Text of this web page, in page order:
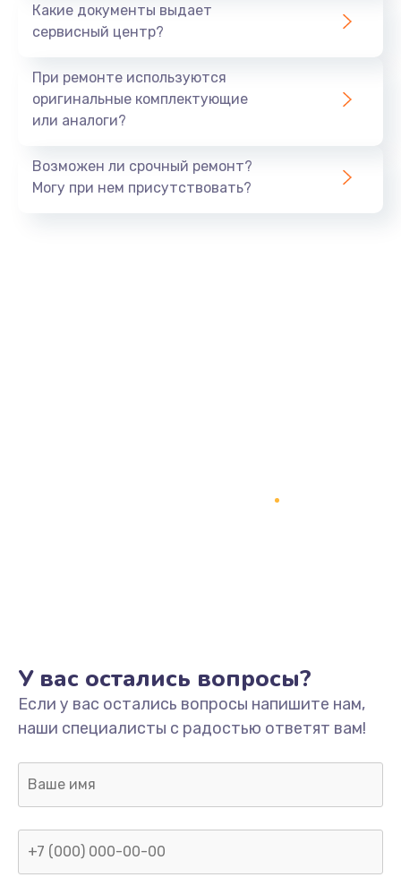
Восстановление данных
Заказать
1060 руб.
995 руб.
Заказать
Замена шлейфа матрицы
Какие документы выдает
сервисный центр?
При ремонте используются
оригинальные комплектующие
или аналоги?
Возможен ли срочный ремонт?
Могу при нем присутствовать?
У вас остались вопросы?
Если у вас остались вопросы напишите нам,
наши специалисты с радостью ответят вам!